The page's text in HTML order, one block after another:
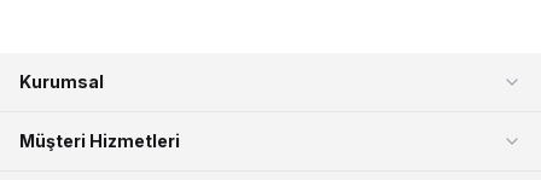
Kurumsal
Müşteri Hizmetleri